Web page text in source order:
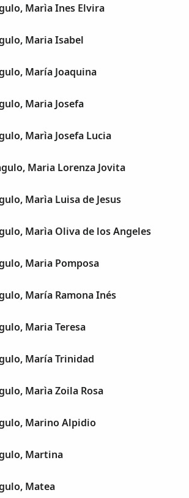
Marìa Ines Elvira
Maria Isabel
María Joaquina
Maria Josefa
Marìa Josefa Lucia
Maria Lorenza Jovita
Marìa Luisa de Jesus
Marìa Oliva de los Angeles
Maria Pomposa
María Ramona Inés
Maria Teresa
María Trinidad
Marìa Zoila Rosa
Marino Alpidio
Martina
Matea